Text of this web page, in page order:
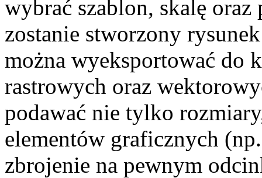
wybrać szablon, skalę
zostanie stworzony
można wyeksportować do
rastrowych oraz
podawać nie tylko
elementów graficznych
zbrojenie na pewnym